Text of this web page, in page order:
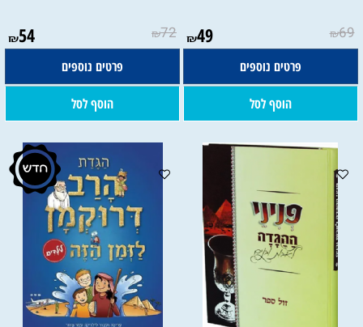
₪69
₪49
פרטים נוספים
הוסף לסל
₪72
₪54
פרטים נוספים
הוסף לסל